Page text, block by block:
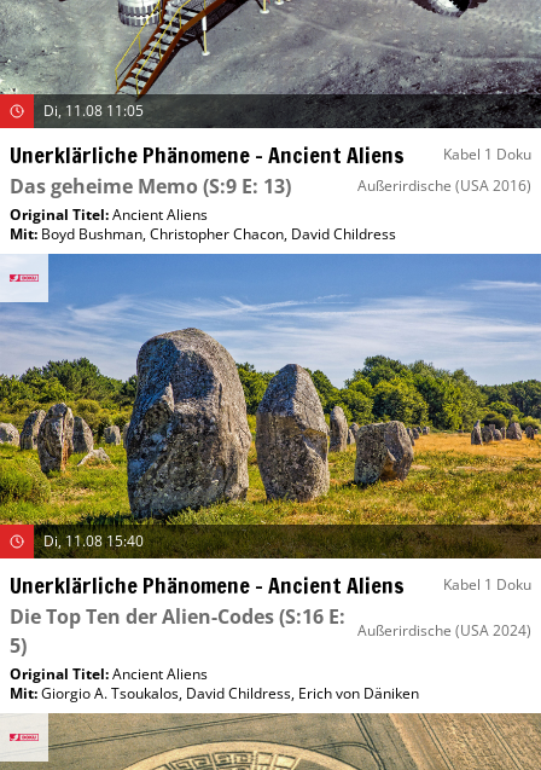
Di, 11.08 11:05
Unerklärliche Phänomene – Ancient Aliens Kabel 1 Doku
Das geheime Memo(S:9 E: 13) Außerirdische (USA 2016)
Original Titel:Ancient Aliens
Mit: Boyd Bushman,Christopher Chacon, David Childress
Di, 11.08 15:40
Unerklärliche Phänomene – Ancient Aliens Kabel 1 Doku
Die Top Ten der Alien-Codes(S:16 E:
5)
Außerirdische (USA 2024)
Original Titel:Ancient Aliens
Mit:Giorgio A. Tsoukalos, David Childress, Erich von Däniken